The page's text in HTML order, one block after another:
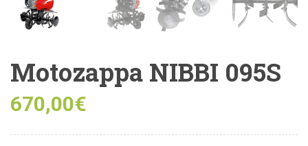
Motozappa NIBBI 095S
670,00€